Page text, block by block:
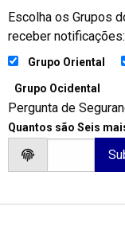
Escolha os Grupos
receber notificações:
Grupo Oriental
Grupo Ocidental
Pergunta de
Quantos são Seis